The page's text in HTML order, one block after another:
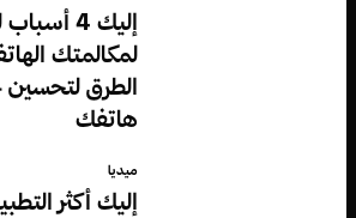
إليك 4
لمكالمتك
الطرق لتحسين
هاتفك
ميديا
إليك أكثر